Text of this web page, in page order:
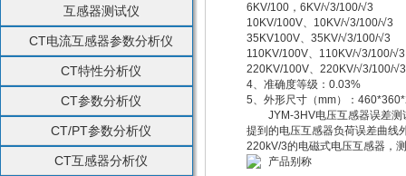
互感器测试仪
CT电流互感器参数分析仪
CT特性分析仪
CT参数分析仪
CT/PT参数分析仪
CT互感器分析仪
6KV/100，6KV/√3/100/√3
10KV/100V、10KV/√3/100/√3
35KV100V、35KV/√3/100/√3
110KV/100V、110KV/√3/100/√3
220KV/100V、220KV/√3/100/√3
4、准确度等级：0.03%
5、外形尺寸（mm）：
JYM-3HV电压互感器误差测
提到的电压互感器负荷误差曲线
220kV/3的电磁式电压互感器，
产品别称